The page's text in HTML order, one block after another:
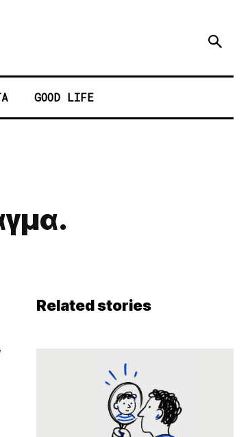
GOOD LIFE
Related stories